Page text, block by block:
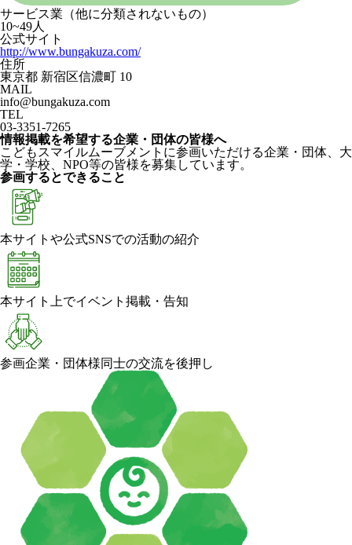
サービス業（他に分類されないもの）
10~49人
公式サイト
http://www.bungakuza.com/
住所
東京都 新宿区信濃町 10
MAIL
info@bungakuza.com
TEL
03-3351-7265
情報掲載を希望する企業・団体の皆様へ
こどもスマイルムーブメントに参画いただける企業・団体、大
学・学校、NPO等の皆様を募集しています。
参画するとできること
本サイトや公式SNSでの活動の紹介
本サイト上でイベント掲載・告知
参画企業・団体様同士の交流を後押し